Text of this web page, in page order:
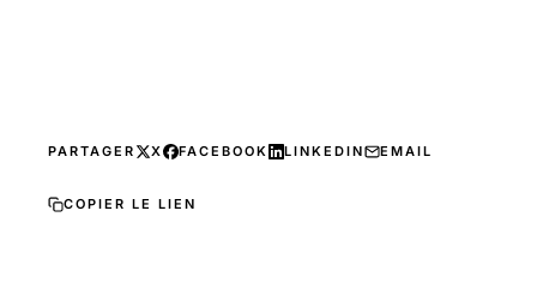
PARTAGER X FACEBOOK LINKEDIN EMAIL
COPIER LE LIEN